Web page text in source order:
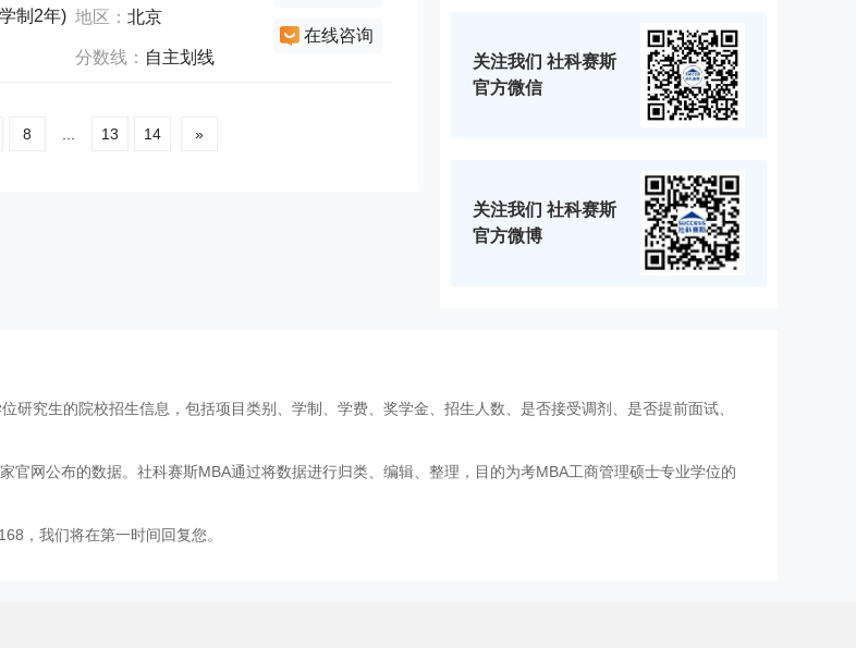
制2年),非全日制11.4万/年(学制2年)
地区： 北京
分数线： 自主划线
在线咨询
8 13 14 »
关注我们 社科赛斯
官方微信
关注我们 社科赛斯
官方微博
究生的院校招生信息，包括项目类别、学制、学费、奖学金、招生人数、是否接受调剂、是否提前面试、
网公布的数据。社科赛斯MBA通过将数据进行归类、编辑、整理，目的为考MBA工商管理硕士专业学位的
，我们将在第一时间回复您。